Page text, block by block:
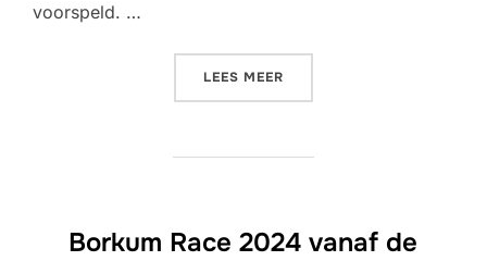
voorspeld. …
LEES MEER
Borkum Race 2024 vanaf de